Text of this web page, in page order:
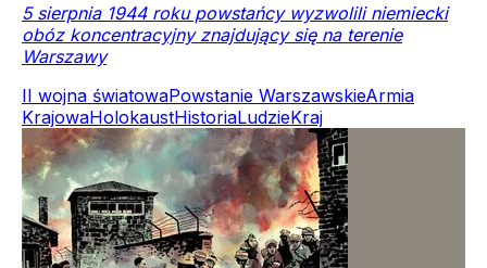
5 sierpnia 1944 roku powstańcy wyzwolili niemiecki
obóz koncentracyjny znajdujący się na terenie
Warszawy
II wojna światowaPowstanie WarszawskieArmia
KrajowaHolokaustHistoriaLudzieKraj